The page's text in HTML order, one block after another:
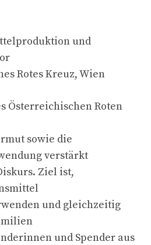
und
Rotes Kreuz, Wien
Österreichischen Roten
sowie die
verstärkt
Ziel ist,
und gleichzeitig
und Spender aus